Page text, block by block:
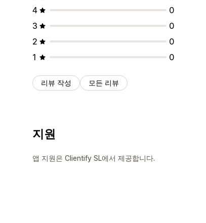
4
0
3
0
2
0
1
0
리뷰 작성 모든 리뷰
지원
앱 지원은 Clientify SL에서 제공합니다.